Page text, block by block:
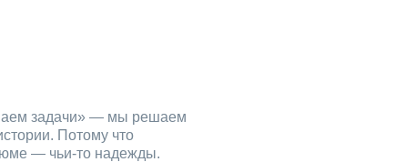
задачи» — мы решаем
Потому что
— чьи‑то надежды.